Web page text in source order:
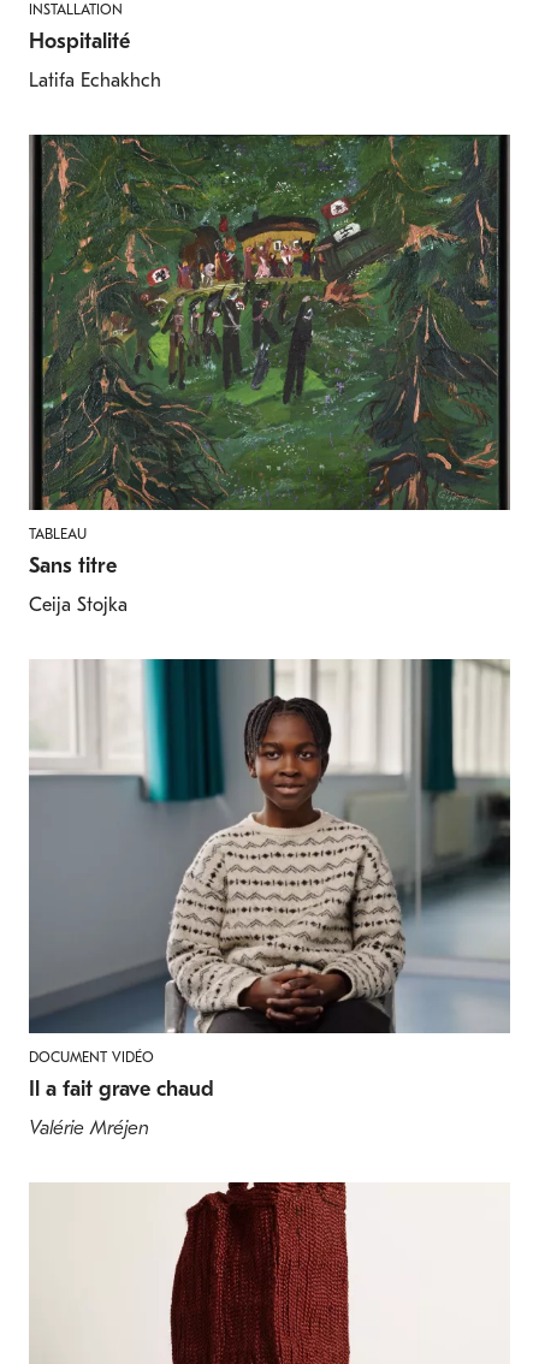
INSTALLATION
Hospitalité
Latifa Echakhch
TABLEAU
Sans titre
Ceija Stojka
DOCUMENT VIDÉO
Il a fait grave chaud
Valérie Mréjen